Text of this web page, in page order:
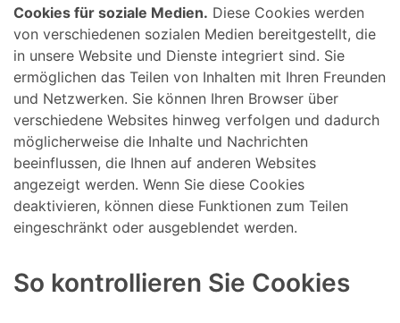
Cookies für soziale Medien. Diese Cookies werden
von verschiedenen sozialen Medien bereitgestellt, die
in unsere Website und Dienste integriert sind. Sie
ermöglichen das Teilen von Inhalten mit Ihren Freunden
und Netzwerken. Sie können Ihren Browser über
verschiedene Websites hinweg verfolgen und dadurch
möglicherweise die Inhalte und Nachrichten
beeinflussen, die Ihnen auf anderen Websites
angezeigt werden. Wenn Sie diese Cookies
deaktivieren, können diese Funktionen zum Teilen
eingeschränkt oder ausgeblendet werden.
So kontrollieren Sie Cookies